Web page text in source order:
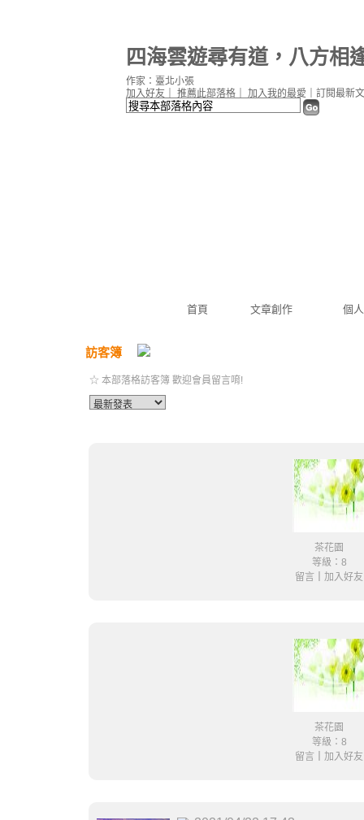
四海雲遊尋有道，八方相
首頁 文章創作 個
加入好友 推薦此部落格 加入我的最愛 訂閱最新
作家：臺北小張
訪客簿
☆ 本部落格訪客簿 歡迎會員留言唷!
茶花園
等級：8
留言
加入好友
茶花園
等級：8
留言
加入好友